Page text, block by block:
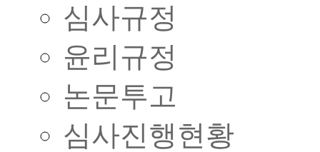
심사규정
윤리규정
논문투고
심사진행현황